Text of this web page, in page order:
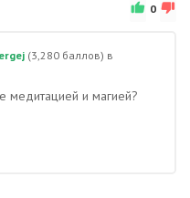
0
(3,280 баллов) в
медитацией и магией?